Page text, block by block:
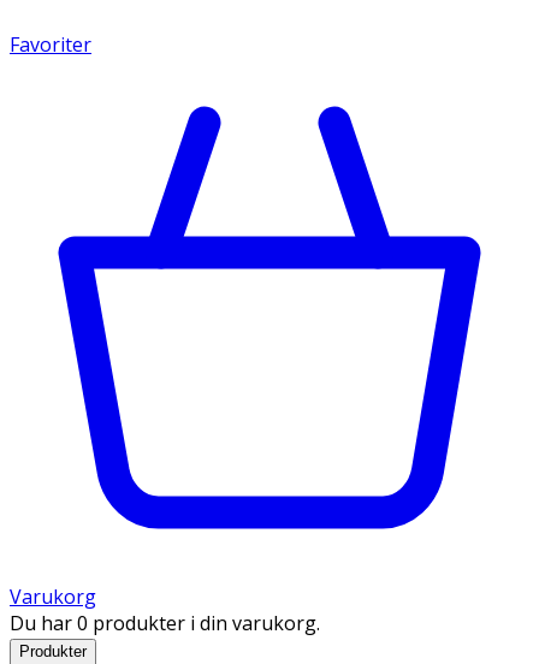
Favoriter
Varukorg
Du har 0 produkter i din varukorg.
Produkter